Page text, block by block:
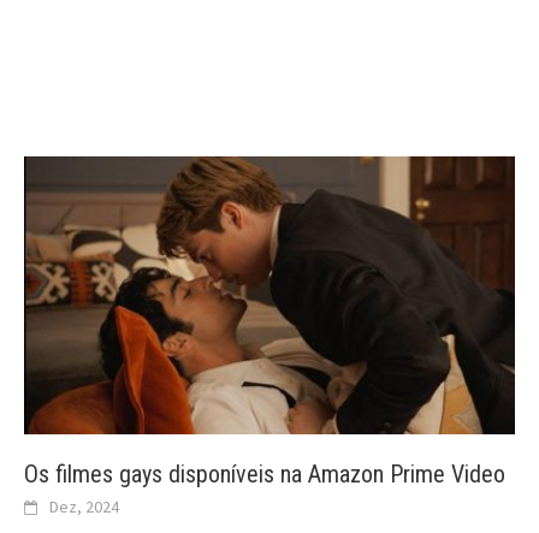
Os filmes gays disponíveis na Amazon Prime Video
Dez, 2024